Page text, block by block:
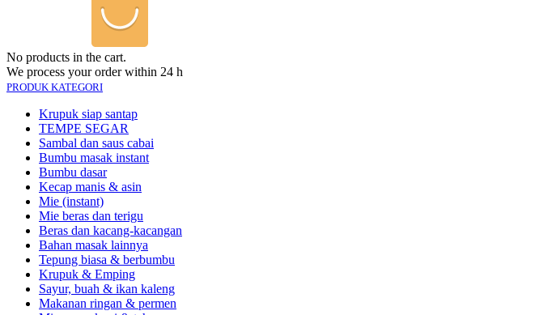
No products in the cart.
We process your order within 24 h
PRODUK KATEGORI
Krupuk siap santap
TEMPE SEGAR
Sambal dan saus cabai
Bumbu masak instant
Bumbu dasar
Kecap manis & asin
Mie (instant)
Mie beras dan terigu
Beras dan kacang-kacangan
Bahan masak lainnya
Tepung biasa & berbumbu
Krupuk & Emping
Sayur, buah & ikan kaleng
Makanan ringan & permen